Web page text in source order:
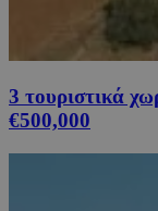
3 τουριστικά
€500,000